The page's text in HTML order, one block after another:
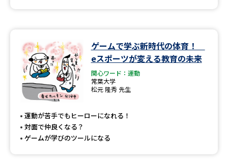
ゲームで学ぶ新時代の体育！
eスポーツが変える教育の未来
関心ワード：運動
常葉大学
松元 隆秀 先生
運動が苦手でもヒーローになれる！
対面で仲良くなる？
ゲームが学びのツールになる